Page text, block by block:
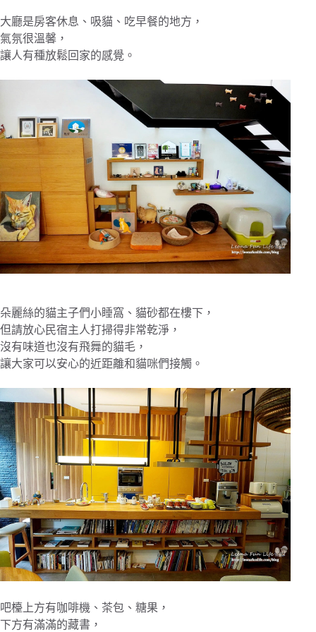
大廳是房客休息、吸貓、吃早餐的地方，
氣氛很溫馨，
讓人有種放鬆回家的感覺。
朵麗絲的貓主子們小睡窩、貓砂都在樓下，
但請放心民宿主人打掃得非常乾淨，
沒有味道也沒有飛舞的貓毛，
讓大家可以安心的近距離和貓咪們接觸。
吧檯上方有咖啡機、茶包、糖果，
下方有滿滿的藏書，